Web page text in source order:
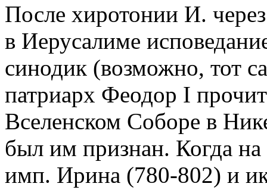
После хиротонии И.
в Иерусалиме
синодик (возможно, тот
патриарх Феодор I
Вселенском Соборе в
был им признан. Когда
имп. Ирина (780-802) и